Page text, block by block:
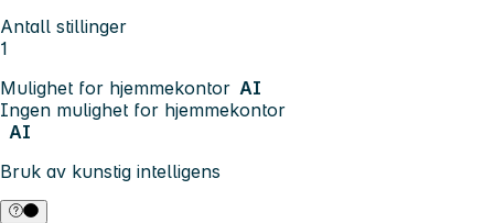
Antall stillinger
1
Mulighet for hjemmekontor AI
Ingen mulighet for hjemmekontor
AI
Bruk av kunstig intelligens